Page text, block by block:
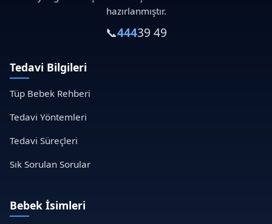
hazırlanmıştır.
📞44439 49
Tedavi Bilgileri
Tüp Bebek Rehberi
Tedavi Yöntemleri
Tedavi Süreçleri
Sık Sorulan Sorular
Bebek İsimleri